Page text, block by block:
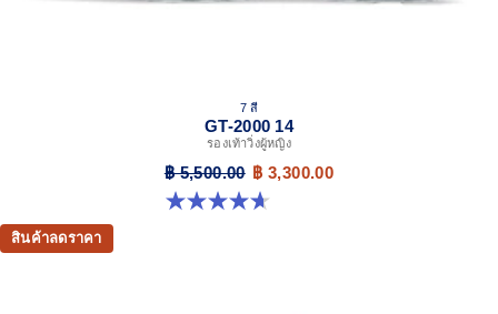
7 สี
GT-2000 14
รองเท้าวิ่งผู้หญิง
฿ 5,500.00 ฿ 3,300.00
4.7 จาก 5 ดาว 162 รีวิว
สินค้าลดราคา